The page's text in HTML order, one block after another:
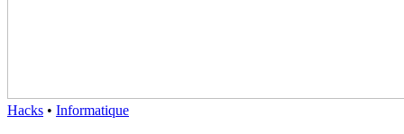
Hacks • Informatique